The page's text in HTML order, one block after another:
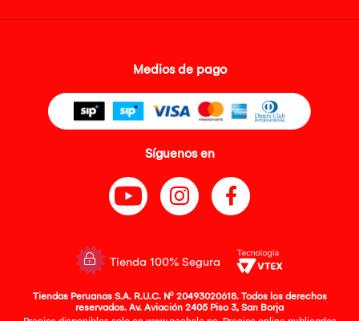
Medios de pago
Síguenos en
Tienda 100% Segura
Tiendas Peruanas S.A. R.U.C. Nº 20493020618. Todos los derechos
reservados. Av. Aviación 2405 Piso 3, San Borja